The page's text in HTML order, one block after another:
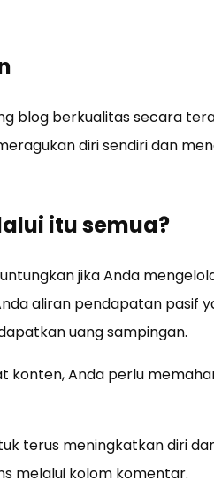
blog berkualitas secara
diri sendiri dan
itu semua?
jika Anda
aliran pendapatan pasif
uang sampingan.
konten, Anda perlu
terus meningkatkan diri
melalui kolom komentar.